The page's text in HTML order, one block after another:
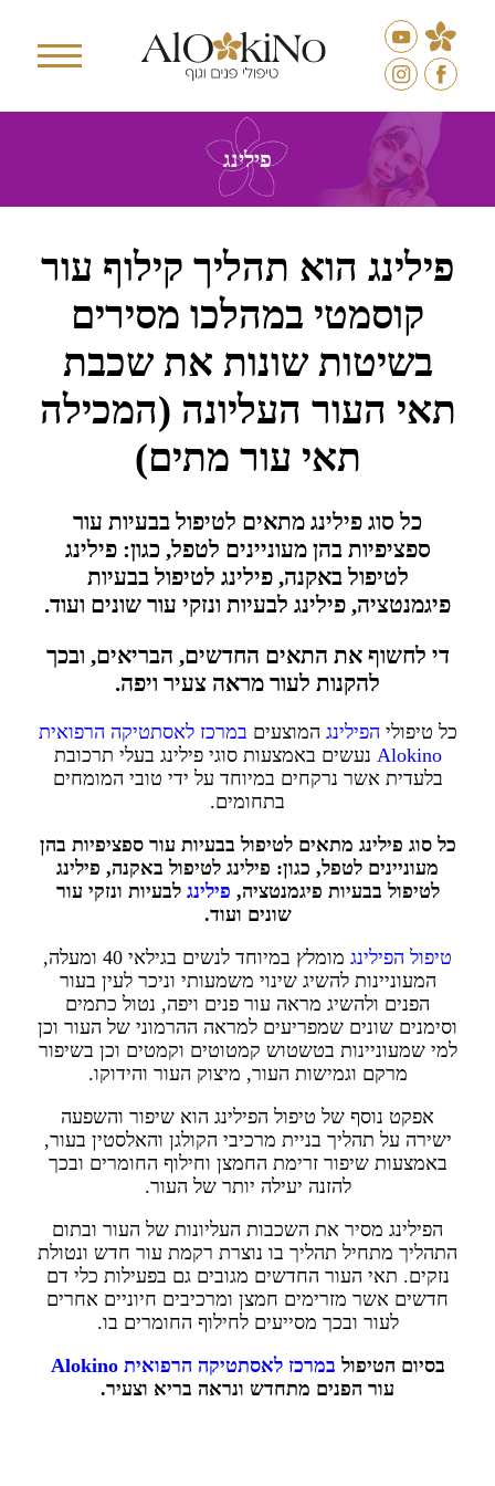
פילינג
פילינג הוא תהליך קילוף עור
קוסמטי במהלכו מסירים
בשיטות שונות את שכבת
תאי העור העליונה (המכילה
תאי עור מתים)
כל סוג פילינג מתאים לטיפול בבעיות עור
ספציפיות בהן מעוניינים לטפל, כגון: פילינג
לטיפול באקנה, פילינג לטיפול בבעיות
פיגמנטציה, פילינג לבעיות ונזקי עור שונים ועוד.
די לחשוף את התאים החדשים, הבריאים, ובכך
להקנות לעור מראה צעיר ויפה.
כל טיפולי הפילינג המוצעים במרכז לאסתטיקה הרפואית
Alokino נעשים באמצעות סוגי פילינג בעלי תרכובת
בלעדית אשר נרקחים במיוחד על ידי טובי המומחים
בתחומים.
כל סוג פילינג מתאים לטיפול בבעיות עור ספציפיות בהן
מעוניינים לטפל, כגון: פילינג לטיפול באקנה, פילינג
לטיפול בבעיות פיגמנטציה, פילינג לבעיות ונזקי עור
שונים ועוד.
טיפול הפילינג
מומלץ במיוחד לנשים בגילאי 40 ומעלה,
המעוניינות להשיג שינוי משמעותי וניכר לעין בעור
הפנים ולהשיג מראה עור פנים ויפה, נטול כתמים
וסימנים שונים שמפריעים למראה ההרמוני של העור וכן
למי שמעוניינות בטשטוש קמטוטים וקמטים וכן בשיפור
מרקם וגמישות העור, מיצוק העור והידוקו.
אפקט נוסף של טיפול הפילינג הוא שיפור והשפעה
ישירה על תהליך בניית מרכיבי הקולגן והאלסטין בעור,
באמצעות שיפור זרימת החמצן וחילוף החומרים ובכך
להזנה יעילה יותר של העור.
הפילינג מסיר את השכבות העליונות של העור ובתום
התהליך מתחיל תהליך בו נוצרת רקמת עור חדש ונטולת
נזקים. תאי העור החדשים מגובים גם בפעילות כלי דם
חדשים אשר מזרימים חמצן ומרכיבים חיוניים אחרים
לעור ובכך מסייעים לחילוף החומרים בו.
בסיום הטיפול במרכז לאסתטיקה הרפואית Alokino
עור הפנים מתחדש ונראה בריא וצעיר.